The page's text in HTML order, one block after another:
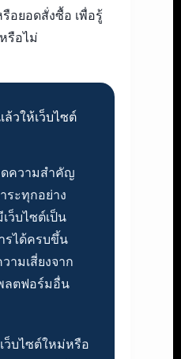
อยอดสั่งซื้อ เพื่อรู้
รือไม่
ล้วให้เว็บไซต์
ดความสำคัญ
ระทุกอย่าง
เว็บไซต์เป็น
รได้ครบขึ้น
ามเสี่ยงจาก
ลตฟอร์มอื่น
ว็บไซต์ใหม่หรือ